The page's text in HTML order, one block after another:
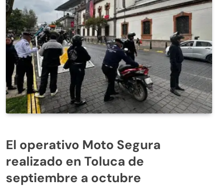
El operativo Moto Segura
realizado en Toluca de
septiembre a octubre